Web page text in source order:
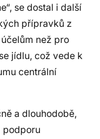
se dostal i další
přípravků z
než pro
jídlu, což vede k
centrální
a dlouhodobě,
podporu